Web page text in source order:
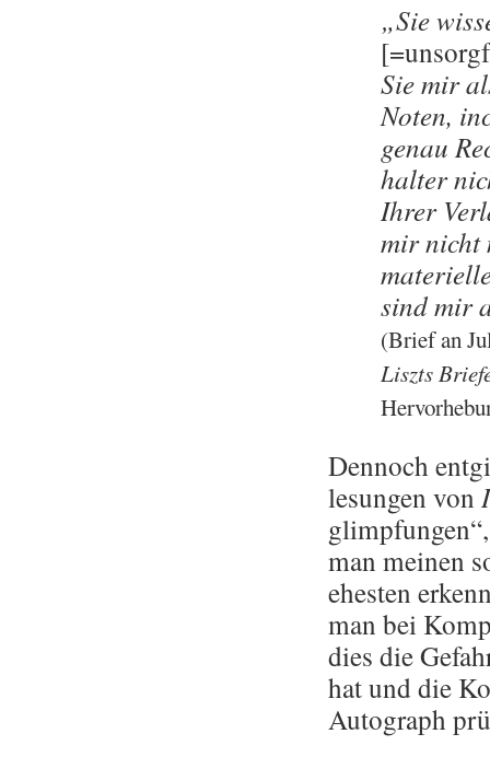
„Sie
Sie mir
Noten,
genau
hal­ter
Ihrer
mir nicht
sind mir
(Brief an
Liszts
Den­noch
le­sun­gen von
man mei­nen
ehes­ten
man bei
dies die
hat und die
Au­to­graph